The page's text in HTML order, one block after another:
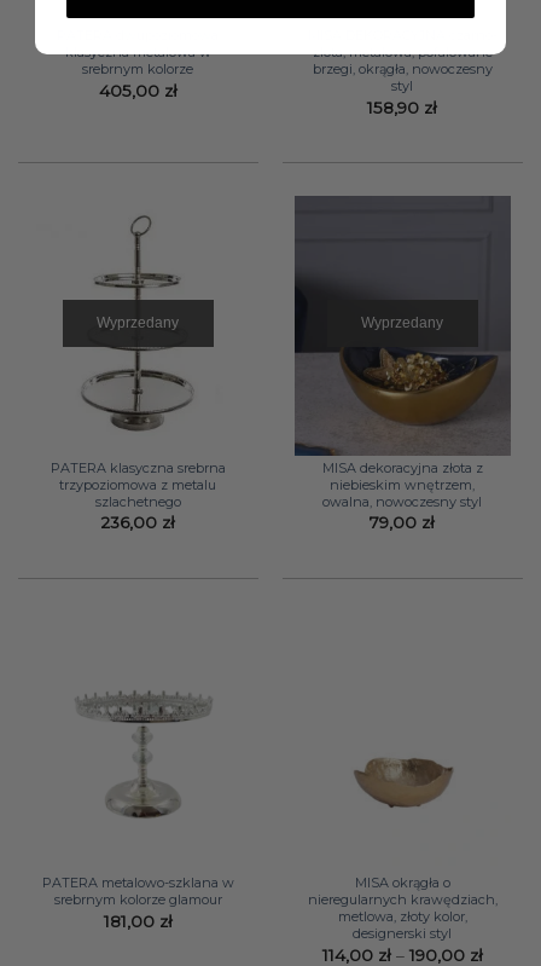
klasyczna metalowa w
srebrnym kolorze
405,00 zł
złota, metalowa, pofalowane
brzegi, okrągła, nowoczesny
styl
158,90 zł
Wyprzedany
PATERA klasyczna srebrna
trzypoziomowa z metalu
szlachetnego
236,00 zł
Wyprzedany
MISA dekoracyjna złota z
niebieskim wnętrzem,
owalna, nowoczesny styl
79,00 zł
PATERA metalowo-szklana w
srebrnym kolorze glamour
181,00 zł
MISA okrągła o
nieregularnych krawędziach,
metlowa, złoty kolor,
designerski styl
114,00 zł – 190,00 złZakres